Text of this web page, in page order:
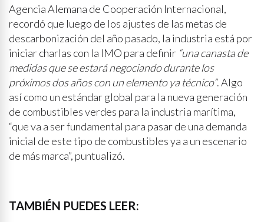
Agencia Alemana de Cooperación Internacional,
recordó que luego de los ajustes de las metas de
descarbonización del año pasado, la industria está por
iniciar charlas con la IMO para definir “una canasta de
medidas que se estará negociando durante los
próximos dos años con un elemento ya técnico”. Algo
así como un estándar global para la nueva generación
de combustibles verdes para la industria marítima,
“que va a ser fundamental para pasar de una demanda
inicial de este tipo de combustibles ya a un escenario
de más marca”, puntualizó.
TAMBIÉN PUEDES LEER: